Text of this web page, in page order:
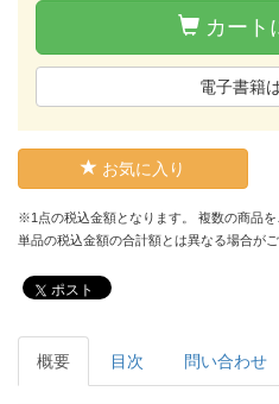
カート
電子書籍
お気に入り
※1点の税込金額となります。 複数の商品を
単品の税込金額の合計額とは異なる場合が
ポスト
概要 目次 問い合わせ